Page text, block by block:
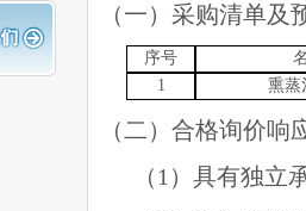
（一）采购清单及
序号
1
熏蒸
（二）合格询价响
（ 1）具有独立